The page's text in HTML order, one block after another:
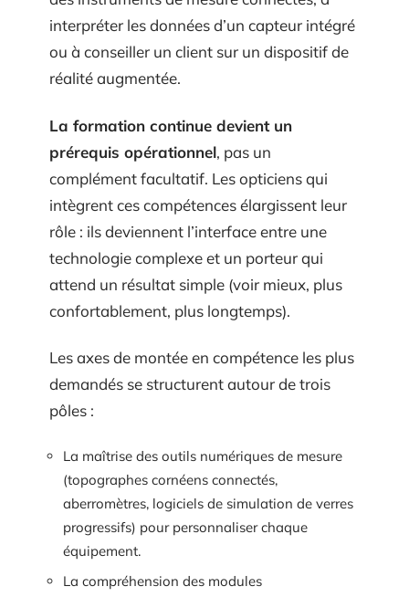
interpréter les données d’un capteur intégré
ou à conseiller un client sur un dispositif de
réalité augmentée.
La formation continue devient un
prérequis opérationnel, pas un
complément facultatif. Les opticiens qui
intègrent ces compétences élargissent leur
rôle : ils deviennent l’interface entre une
technologie complexe et un porteur qui
attend un résultat simple (voir mieux, plus
confortablement, plus longtemps).
Les axes de montée en compétence les plus
demandés se structurent autour de trois
pôles :
La maîtrise des outils numériques de mesure
(topographes cornéens connectés,
aberromètres, logiciels de simulation de verres
progressifs) pour personnaliser chaque
équipement.
La compréhension des modules